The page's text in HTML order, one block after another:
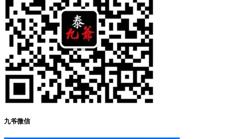
九爷微信